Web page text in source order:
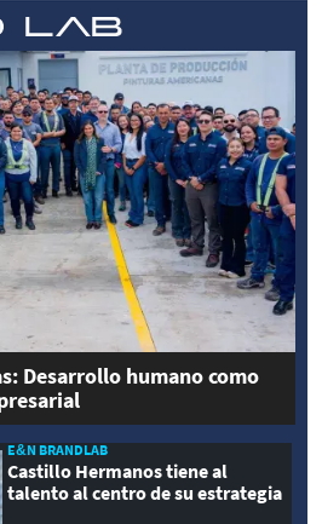
Desarrollo humano como
E&N BRANDLAB
Castillo Hermanos tiene al
talento al centro de su estrategia